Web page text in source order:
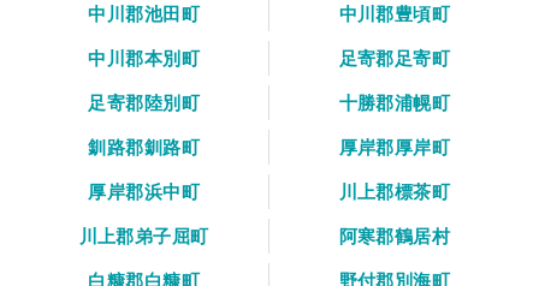
中川郡池田町
中川郡豊頃町
中川郡本別町
足寄郡足寄町
足寄郡陸別町
十勝郡浦幌町
釧路郡釧路町
厚岸郡厚岸町
厚岸郡浜中町
川上郡標茶町
川上郡弟子屈町
阿寒郡鶴居村
白糠郡白糠町
野付郡別海町